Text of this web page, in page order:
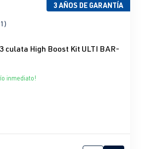
3 AÑOS DE GARANTÍA
de 5 de 5 estrellas
culata High Boost Kit ULTI BAR-
inmediato!